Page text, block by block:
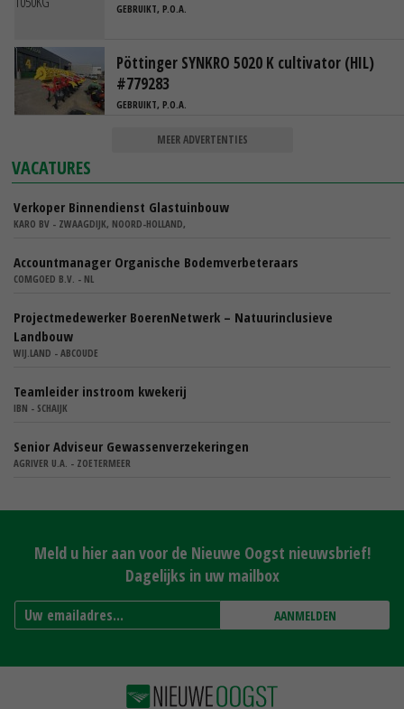
GEBRUIKT, P.O.A.
Pöttinger SYNKRO 5020 K cultivator (HIL)
#779283
GEBRUIKT, P.O.A.
MEER ADVERTENTIES
VACATURES
Verkoper Binnendienst Glastuinbouw
KARO BV - ZWAAGDIJK, NOORD-HOLLAND,
Accountmanager Organische Bodemverbeteraars
COMGOED B.V. - NL
Projectmedewerker BoerenNetwerk – Natuurinclusieve
Landbouw
WIJ.LAND - ABCOUDE
Teamleider instroom kwekerij
IBN - SCHAIJK
Senior Adviseur Gewassenverzekeringen
AGRIVER U.A. - ZOETERMEER
Meld u hier aan voor de Nieuwe Oogst nieuwsbrief!
Dagelijks in uw mailbox
AANMELDEN